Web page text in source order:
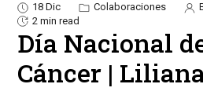
18 Dic Colaboraciones
2 min read
Día Nacional
Cáncer |